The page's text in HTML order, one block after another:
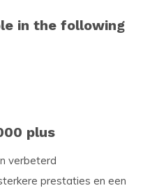
in the following
plus
verbeterd
prestaties en een